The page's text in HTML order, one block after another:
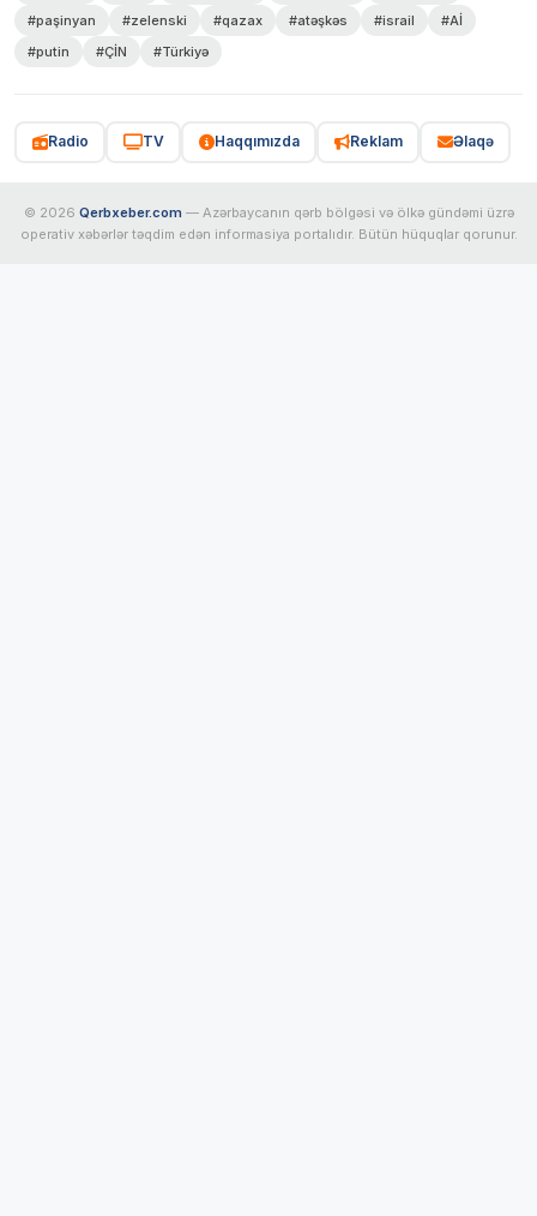
#paşinyan #zelenski #qazax #atəşkəs #israil
#Aİ
#putin
#ÇİN #Türkiyə
Radio TV Haqqımızda Reklam Əlaqə
© 2026 Qerbxeber.com — Azərbaycanın qərb bölgəsi və ölkə gündəmi üzrə
operativ xəbərlər təqdim edən informasiya portalıdır. Bütün hüquqlar qorunur.